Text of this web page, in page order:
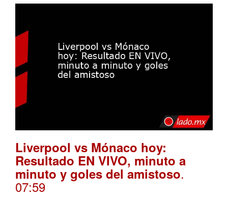
Liverpool vs Mónaco hoy:
Resultado EN VIVO, minuto a
minuto y goles del amistoso.
07:59